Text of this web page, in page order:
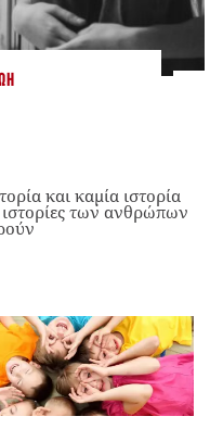
και καμία ιστορία
των ανθρώπων